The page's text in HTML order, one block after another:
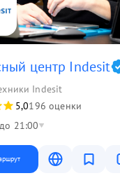
центр Indesit
Indesit
5,0196 оценки
21:00